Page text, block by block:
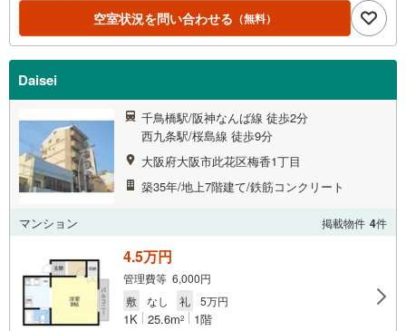
空室状況を問い合わせる （無料）
Daisei
千鳥橋駅/阪神なんば線 徒歩2分
西九条駅/桜島線 徒歩9分
大阪府大阪市此花区梅香1丁目
築35年/地上7階建て/鉄筋コンクリート
マンション 掲載物件 4件
4.5万円
管理費等 6,000円
敷
なし 礼 5万円
1K 25.6m2 1階